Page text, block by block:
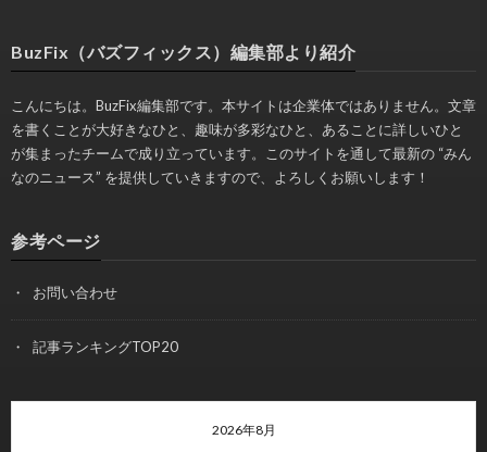
BuzFix（バズフィックス）編集部より紹介
こんにちは。BuzFix編集部です。本サイトは企業体ではありません。文章
を書くことが大好きなひと、趣味が多彩なひと、あることに詳しいひと
が集まったチームで成り立っています。このサイトを通して最新の “みん
なのニュース” を提供していきますので、よろしくお願いします！
参考ページ
お問い合わせ
記事ランキングTOP20
2026年8月